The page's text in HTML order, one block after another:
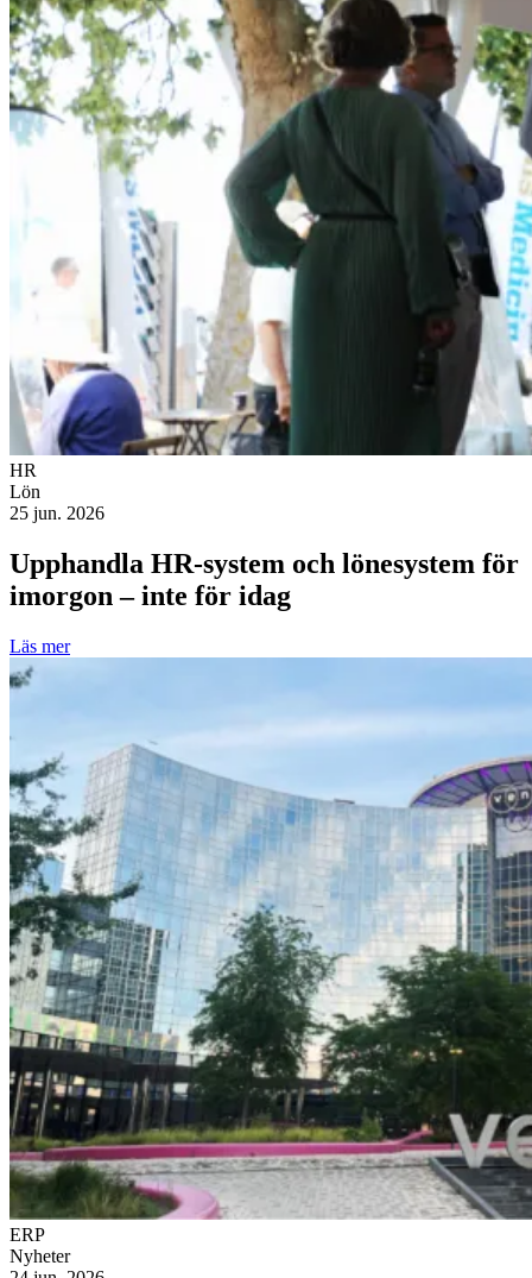
HR
Lön
25 jun. 2026
Upphandla HR-system och lönesystem för
imorgon – inte för idag
Läs mer
ERP
Nyheter